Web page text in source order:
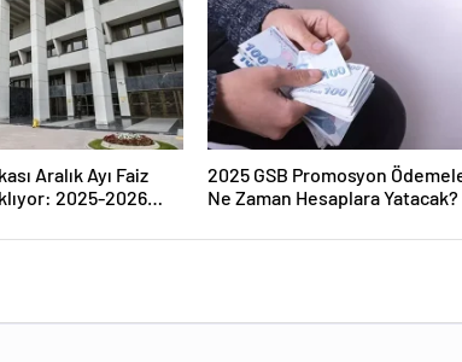
Aralık Ayı Faiz
2025-2026
2025 GSB Promosyon
Ne Zaman Hesaplara Yatacak?